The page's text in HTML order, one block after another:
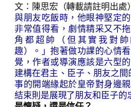
文：陳思宏（轉載請註明出處）
與朋友吃飯時，他眼神堅定
非常值得看，劇情精采又不
角都超帥（但其實我對
趣）。」抱著做功課的心情
覺，作者或導演應該是六型
建構在君主、臣子、朋友之
事的開端緣起於皇帝對身邊
結束則是展現了朋友和臣子的